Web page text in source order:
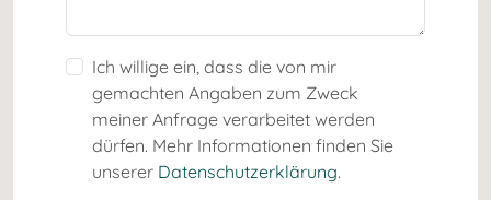
Ich willige ein, dass die von mir
gemachten Angaben zum Zweck
meiner Anfrage verarbeitet werden
dürfen. Mehr Informationen finden Sie
unserer Datenschutzerklärung.